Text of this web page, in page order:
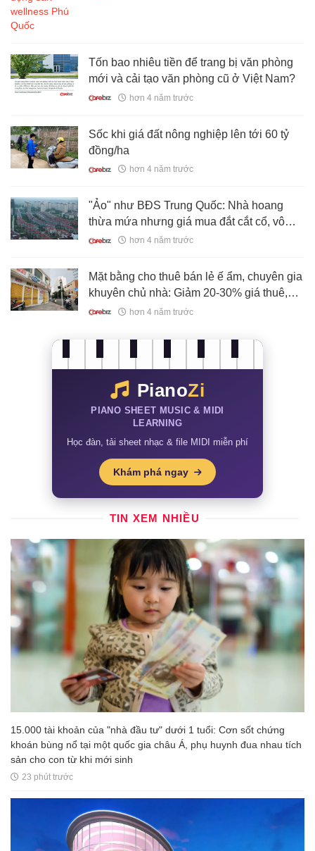
Tốn bao nhiêu tiền để trang bị văn phòng
mới và cải tạo văn phòng cũ ở Việt Nam?
hơn 4 năm trước
Sốc khi giá đất nông nghiệp lên tới 60 tỷ
đồng/ha
hơn 4 năm trước
"Ảo" như BĐS Trung Quốc: Nhà hoang
thừa mứa nhưng giá mua đắt cắt cổ, vô
vàn thị trấn mahơn 4 năm trước
Mặt bằng cho thuê bán lẻ ế ẩm, chuyên gia
khuyên chủ nhà: Giảm 20-30% giá thuê,
thanh toán bù vào năm sau
hơn 4 năm trước
PianoZi
PIANO SHEET MUSIC & MIDI
LEARNING
Học đàn, tải sheet nhạc & file MIDI miễn phí
Khám phá ngay
TIN XEM NHIỀU
15.000 tài khoản của "nhà đầu tư" dưới 1 tuổi: Cơn sốt chứng
khoán bùng nổ tại một quốc gia châu Á, phụ huynh đua nhau tích
sản cho con từ khi mới sinh
23 phút trước